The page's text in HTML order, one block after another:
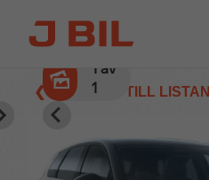
❮ TILLBAKA TILL LISTAN
1av
1